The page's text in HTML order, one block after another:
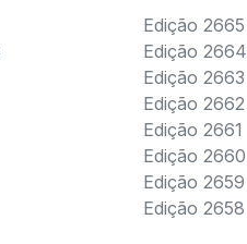
Edição 2665
Edição 2664
Edição 2663
Edição 2662
Edição 2661
Edição 2660
Edição 2659
Edição 2658